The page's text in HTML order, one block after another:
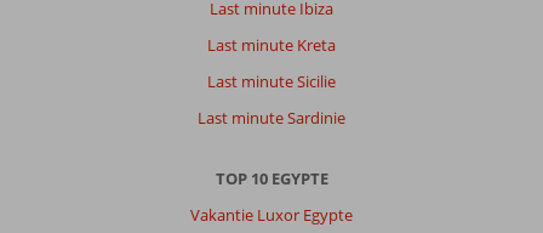
Last minute Ibiza
Last minute Kreta
Last minute Sicilie
Last minute Sardinie
TOP 10 EGYPTE
Vakantie Luxor Egypte